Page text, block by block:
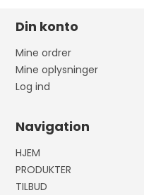
Din konto
Mine ordrer
Mine oplysninger
Log ind
Navigation
HJEM
PRODUKTER
TILBUD